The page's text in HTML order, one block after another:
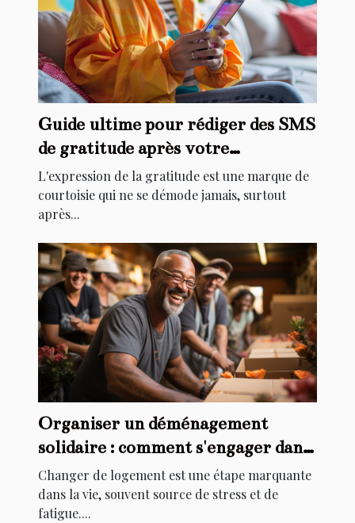
Guide ultime pour rédiger des SMS
de gratitude après votre
anniversaire
L'expression de la gratitude est une marque de
courtoisie qui ne se démode jamais, surtout
après...
Organiser un déménagement
solidaire : comment s'engager dans
l'aide au relogement
Changer de logement est une étape marquante
dans la vie, souvent source de stress et de
fatigue....